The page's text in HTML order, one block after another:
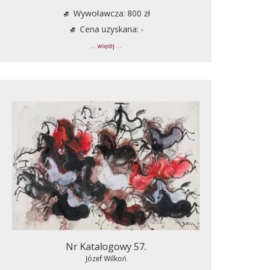
Wywoławcza: 800 zł
Cena uzyskana: -
... więcej ...
Nr Katalogowy 57.
Józef Wilkoń